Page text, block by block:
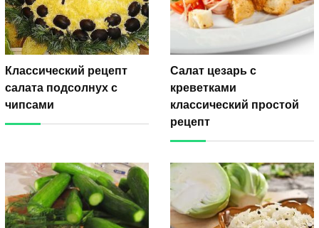
Классический рецепт
салата подсолнух с
чипсами
Салат цезарь с
креветками
классический простой
рецепт